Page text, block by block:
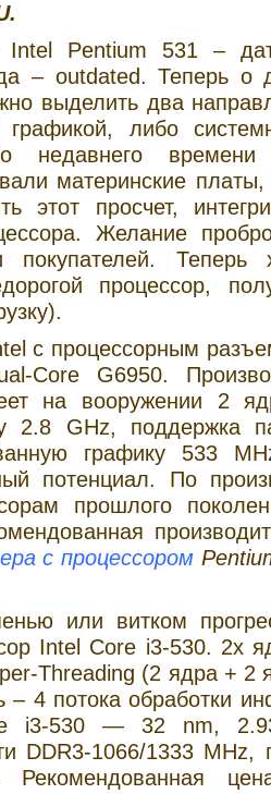
Pentium 531 –
– outdated. Теперь о
выделить два
графикой, либо
недавнего времени
материнские
этот просчет,
Желание
покупателей.
процессор,
с процессорным
Core G6950.
на вооружении 2
2.8 GHz, поддержка
графику 533
потенциал. По
прошлого
с процессором
или витком
Intel Core i3-530. 2х
Threading (2 ядра + 2
– 4 потока обработки
i3-530 — 32 nm,
DDR3-1066/1333 MHz,